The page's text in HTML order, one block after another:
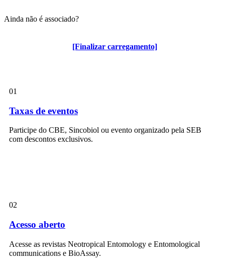
[Finalizar carregamento]
Ainda não é associado?
Algumas vantagens para associados
01
Taxas de eventos
Participe do CBE, Sincobiol ou evento organizado pela SEB
com descontos exclusivos.
02
Acesso aberto
Acesse as revistas Neotropical Entomology e Entomological
communications e BioAssay.